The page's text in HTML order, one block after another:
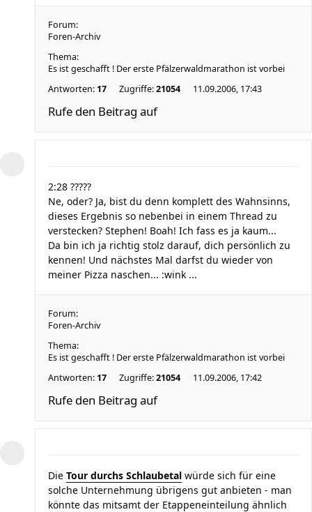
Forum:
Foren-Archiv
Thema:
Es ist geschafft ! Der erste Pfälzerwaldmarathon ist vorbei
Antworten: 17 Zugriffe:21054 11.09.2006, 17:43
Rufe den Beitrag auf
2:28 ?????
Ne, oder? Ja, bist du denn komplett des Wahnsinns,
dieses Ergebnis so nebenbei in einem Thread zu
verstecken? Stephen! Boah! Ich fass es ja kaum...
Da bin ich ja richtig stolz darauf, dich persönlich zu
kennen! Und nächstes Mal darfst du wieder von
meiner Pizza naschen... :wink ...
Forum:
Foren-Archiv
Thema:
Es ist geschafft ! Der erste Pfälzerwaldmarathon ist vorbei
Antworten: 17 Zugriffe:21054 11.09.2006, 17:42
Rufe den Beitrag auf
Die Tour durchs Schlaubetal würde sich für eine
solche Unternehmung übrigens gut anbieten - man
könnte das mitsamt der Etappeneinteilung ähnlich